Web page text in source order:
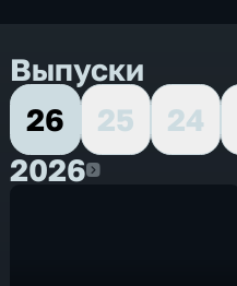
Выпуски
26
25 24
20262026